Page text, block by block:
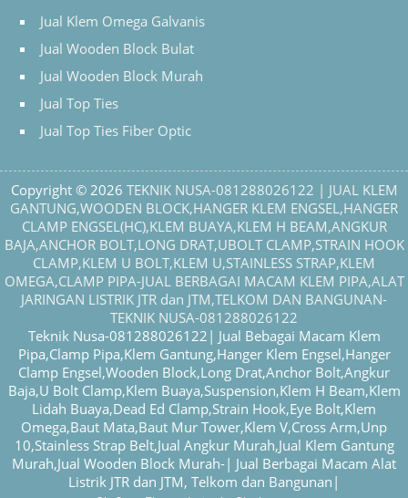
Jual Klem Omega Galvanis
Jual Wooden Block Bulat
Jual Wooden Block Murah
Jual Top Ties
Jual Top Ties Fiber Optic
Copyright © 2026 TEKNIK NUSA-081288026122 | JUAL KLEM
GANTUNG,WOODEN BLOCK,HANGER KLEM ENGSEL,HANGER
CLAMP ENGSEL(HC),KLEM BUAYA,KLEM H BEAM,ANGKUR
BAJA,ANCHOR BOLT,LONG DRAT,UBOLT CLAMP,STRAIN HOOK
CLAMP,KLEM U BOLT,KLEM U,STAINLESS STRAP,KLEM
OMEGA,CLAMP PIPA-JUAL BERBAGAI MACAM KLEM PIPA,ALAT
JARINGAN LISTRIK JTR dan JTM,TELKOM DAN BANGUNAN-
TEKNIK NUSA-081288026122
Teknik Nusa-081288026122| Jual Bebagai Macam Klem
Pipa,Clamp Pipa,Klem Gantung,Hanger Klem Engsel,Hanger
Clamp Engsel,Wooden Block,Long Drat,Anchor Bolt,Angkur
Baja,U Bolt Clamp,Klem Buaya,Suspension,Klem H Beam,Klem
Lidah Buaya,Dead Ed Clamp,Strain Hook,Eye Bolt,Klem
Omega,Baut Mata,Baut Mur Tower,Klem V,Cross Arm,Unp
10,Stainless Strap Belt,Jual Angkur Murah,Jual Klem Gantung
Murah,Jual Wooden Block Murah-| Jual Berbagai Macam Alat
Listrik JTR dan JTM, Telkom dan Bangunan|